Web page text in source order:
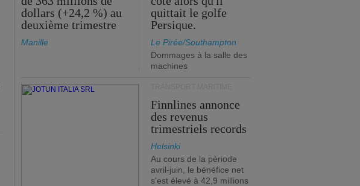
dollars (+24,2 %) au
deuxième trimestre
Manille
quittait le golfe
Persique.
Le Pirée/Southampton
Dommages à la salle des
machines
Finnlines annonce
des revenus
trimestriels records
Helsinki
Au cours de la période
avril-juin, le bénéfice net
s'est élevé à 42,9 millions